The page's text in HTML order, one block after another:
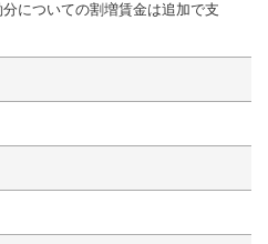
についての割増賃金は追加で支